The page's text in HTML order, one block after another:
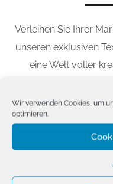
Wir verwenden Cookies, um
optimieren.
Verleihen Sie Ihrer
unseren exklusiven
eine Welt voller
Stickereien über
edlen Applikationen
Lösungen für
Identity legen, für